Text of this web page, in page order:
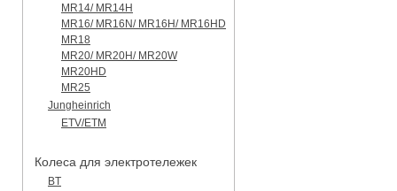
MR14/ MR14H
MR16/ MR16N/ MR16H/ MR16HD
MR18
MR20/ MR20H/ MR20W
MR20HD
MR25
Jungheinrich
ETV/ETM
Колеса для электротележек
BT